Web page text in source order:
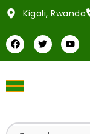
Kigali, Rwanda